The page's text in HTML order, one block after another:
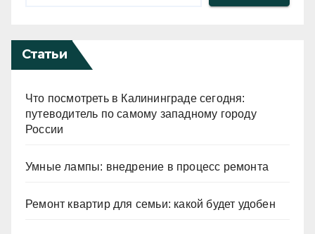
Статьи
Что посмотреть в Калининграде сегодня:
путеводитель по самому западному городу
России
Умные лампы: внедрение в процесс ремонта
Ремонт квартир для семьи: какой будет удобен